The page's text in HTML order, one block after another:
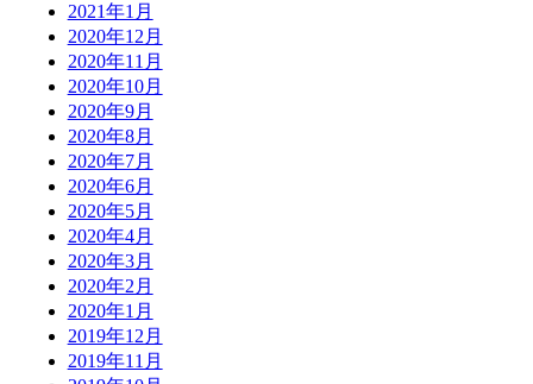
2021年1月
2020年12月
2020年11月
2020年10月
2020年9月
2020年8月
2020年7月
2020年6月
2020年5月
2020年4月
2020年3月
2020年2月
2020年1月
2019年12月
2019年11月